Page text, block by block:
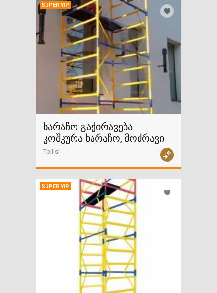
SUPER VIP
ხარაჩო გაქირავება
კოშკურა ხარაჩო, მოძრავი
Tbilisi
SUPER VIP